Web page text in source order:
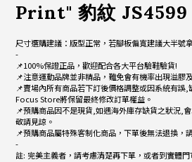
Print" 豹紋 JS4599
尺寸選購建議：版型正常，若腳板偏寬建議大半號
-
📌100%保證正品，歡迎配合各大平台驗鞋驗貨!
📌注意運動品牌並非精品，難免會有機率出現溢膠
📌賣場內所有商品若下訂後價格調整或因系統有誤
Focus Store將保留最終修改訂單權益。
📌預購商品因不是現貨,如遇海外庫存缺貨之狀況,
敬請見諒。
📌預購商品屬特殊客制化商品，下單後無法退換，
-
註: 完美主義者，請考慮清楚再下單，或者到實體門